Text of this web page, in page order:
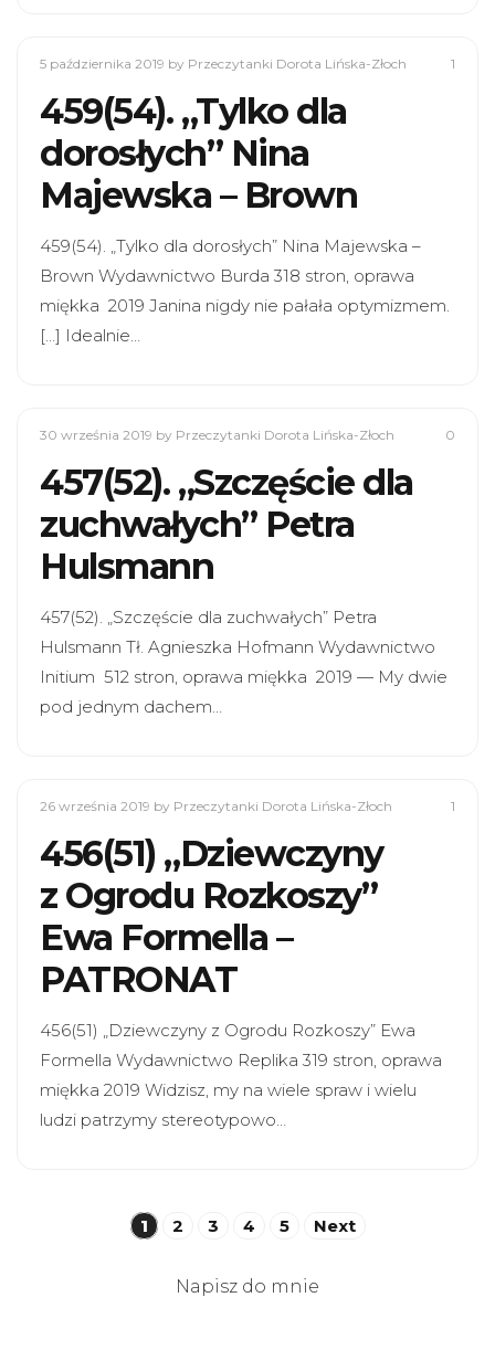
5 października 2019 by Przeczytanki Dorota Lińska-Złoch 1
459(54). „Tylko dla
dorosłych” Nina
Majewska – Brown
459(54). „Tylko dla dorosłych” Nina Majewska –
Brown Wydawnictwo Burda 318 stron, oprawa
miękka 2019 Janina nigdy nie pałała optymizmem.
[…] Idealnie…
30 września 2019 by Przeczytanki Dorota Lińska-Złoch 0
457(52). „Szczęście dla
zuchwałych” Petra
Hulsmann
457(52). „Szczęście dla zuchwałych” Petra
Hulsmann Tł. Agnieszka Hofmann Wydawnictwo
Initium 512 stron, oprawa miękka 2019 — My dwie
pod jednym dachem…
26 września 2019 by Przeczytanki Dorota Lińska-Złoch 1
456(51) „Dziewczyny
z Ogrodu Rozkoszy”
Ewa Formella –
PATRONAT
456(51) „Dziewczyny z Ogrodu Rozkoszy” Ewa
Formella Wydawnictwo Replika 319 stron, oprawa
miękka 2019 Widzisz, my na wiele spraw i wielu
ludzi patrzymy stereotypowo…
Stronicowanie
1 2 3 4 5 Next
Napisz do mnie